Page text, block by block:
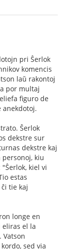
pri Ŝerlok
komencis
laŭ rakontoj
por multaj
figuro de
anekdotoj.
Ŝerlok
dekstre sur
dekstre kaj
kiu
kiel vi
estas
tie kaj
longe en
eliras el la
sed via